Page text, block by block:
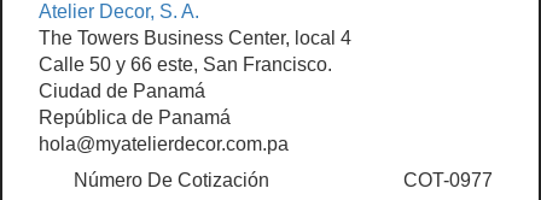
Atelier Decor, S. A.
The Towers Business Center, local 4
Calle 50 y 66 este, San Francisco.
Ciudad de Panamá
República de Panamá
hola@myatelierdecor.com.pa
Número De Cotización
COT-0977